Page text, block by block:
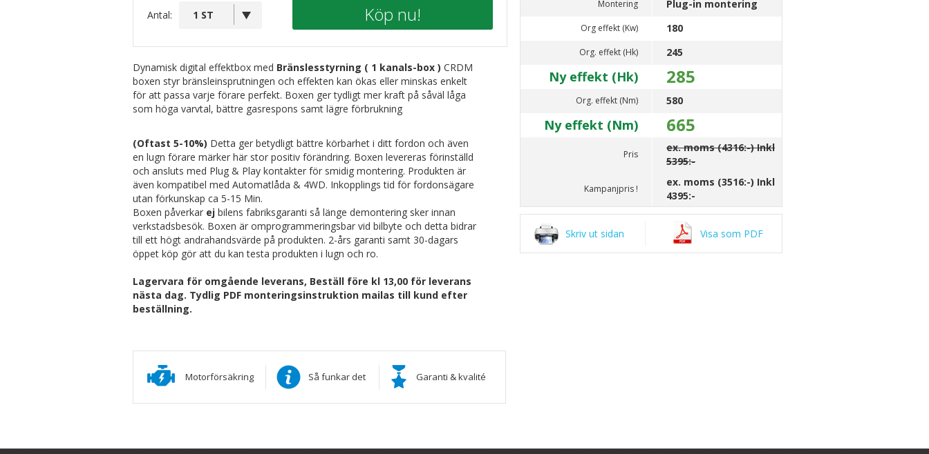
Antal: Köp nu!
Dynamisk digital effektbox med Bränslesstyrning ( 1 kanals-box ) CRDM
boxen styr bränsleinsprutningen och effekten kan ökas eller minskas enkelt
för att passa varje förare perfekt. Boxen ger tydligt mer kraft på såväl låga
som höga varvtal, bättre gasrespons samt lägre förbrukning
(Oftast 5-10%) Detta ger betydligt bättre körbarhet i ditt fordon och även
en lugn förare märker här stor positiv förändring. Boxen levereras förinställd
och ansluts med Plug & Play kontakter för smidig montering. Produkten är
även kompatibel med Automatlåda & 4WD. Inkopplings tid för fordonsägare
utan förkunskap ca 5-15 Min.
Boxen påverkar ej bilens fabriksgaranti så länge demontering sker innan
verkstadsbesök. Boxen är omprogrammeringsbar vid bilbyte och detta bidrar
till ett högt andrahandsvärde på produkten. 2-års garanti samt 30-dagars
öppet köp gör att du kan testa produkten i lugn och ro.
Lagervara för omgående leverans, Beställ före kl 13,00 för leverans
nästa dag. Tydlig PDF monteringsinstruktion mailas till kund efter
beställning.
Motorförsäkring Så funkar det Garanti & kvalité
Montering Plug-in montering
Org effekt (Kw) 180
Org. effekt (Hk) 245
Ny effekt (Hk) 285
Org. effekt (Nm) 580
Ny effekt (Nm) 665
Pris
ex. moms (4316:-) Inkl
5395:-
Kampanjpris !
ex. moms (3516:-) Inkl
4395:-
Skriv ut sidan Visa som PDF